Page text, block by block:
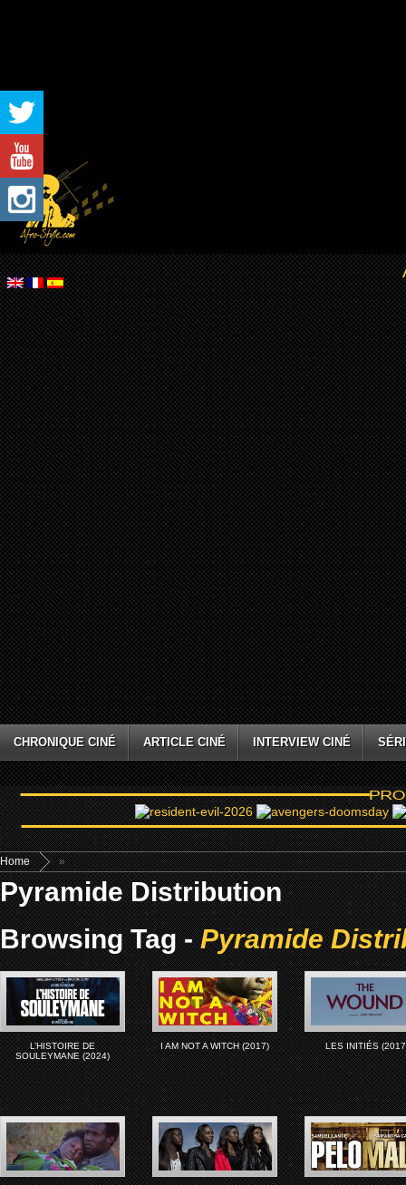
CHRONIQUE CINÉ ARTICLE CINÉ INTERVIEW CINÉ
Home »
Pyramide Distribution
Browsing Tag -Pyramide
L’HISTOIRE DE
SOULEYMANE (2024)
I AM NOT A WITCH (2017) LES INITIÉS